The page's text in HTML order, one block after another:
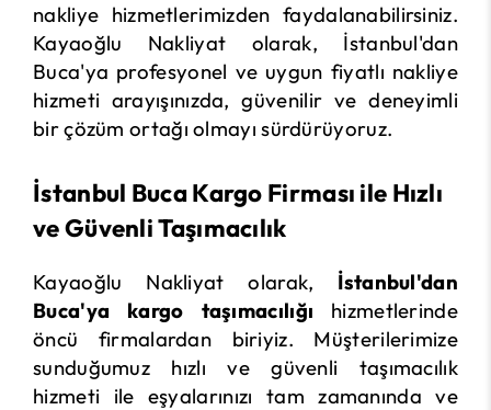
nakliye hizmetlerimizden faydalanabilirsiniz.
Kayaoğlu Nakliyat olarak, İstanbul'dan
Buca'ya profesyonel ve uygun fiyatlı nakliye
hizmeti arayışınızda, güvenilir ve deneyimli
bir çözüm ortağı olmayı sürdürüyoruz.
İstanbul Buca Kargo Firması ile Hızlı
ve Güvenli Taşımacılık
Kayaoğlu Nakliyat olarak, İstanbul'dan
Buca'ya kargo taşımacılığı hizmetlerinde
öncü firmalardan biriyiz. Müşterilerimize
sunduğumuz hızlı ve güvenli taşımacılık
hizmeti ile eşyalarınızı tam zamanında ve